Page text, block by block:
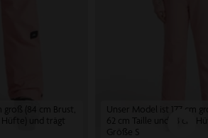
(84 cm Brust,
und trägt
Unser Model ist 177 cm
62 cm Taille und 93 cm
Größe S